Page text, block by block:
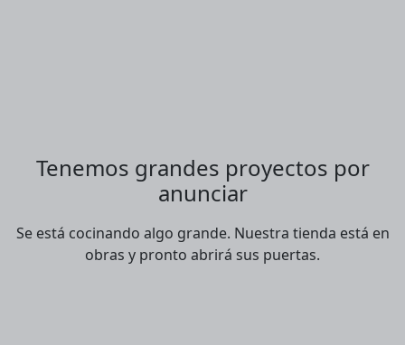
Tenemos grandes proyectos por
anunciar
Se está cocinando algo grande. Nuestra tienda está en
obras y pronto abrirá sus puertas.